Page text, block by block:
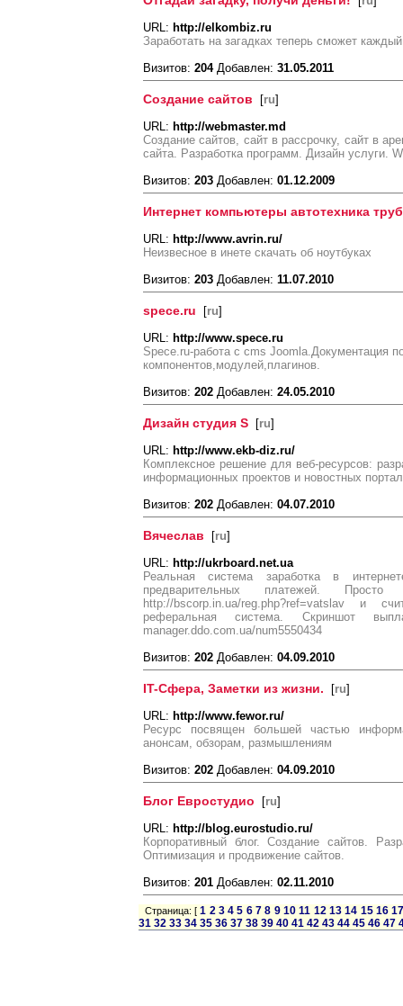
URL: http://elkombiz.ru
Заработать на загадках теперь сможет
Визитов: 204Добавлен: 31.05.2011
Создание сайтов [ru]
URL: http://webmaster.md
Создание сайтов, сайт в рассрочку, сайт в
сайта. Разработка программ. Дизайн услуги.
Визитов: 203 Добавлен: 01.12.2009
Интернет компьютеры автотехника
URL: http://www.avrin.ru/
Неизвесное в инете скачать об ноутбуках
Визитов: 203 Добавлен: 11.07.2010
spece.ru [ru]
URL: http://www.spece.ru
Spece.ru-работа с cms Joomla.Документация
компонентов,модулей,плагинов.
Визитов: 202 Добавлен: 24.05.2010
Дизайн студия S [ru]
URL: http://www.ekb-diz.ru/
Комплексное решение для веб-ресурсов:
информационных проектов и новостных
Визитов: 202 Добавлен: 04.07.2010
Вячеслав [ru]
URL: http://ukrboard.net.ua
Реальная система заработка в
предварительных платежей. Просто
http://bscorp.in.ua/reg.php?ref=vatslav и
реферальная система. Скриншот
manager.ddo.com.ua/num5550434
Визитов: 202 Добавлен: 04.09.2010
IT-Сфера, Заметки из жизни. [ru]
URL: http://www.fewor.ru/
Ресурс посвящен большей частью
анонсам, обзорам, размышлениям
Визитов: 202 Добавлен: 04.09.2010
Блог Евростудио [ru]
URL: http://blog.eurostudio.ru/
Корпоративный блог. Создание сайтов.
Оптимизация и продвижение сайтов.
Визитов: 201 Добавлен: 02.11.2010
Страница: [1 2 3 4 5 6 7 8 9 10 11 12 13 14 15 16
31 32 33 34 35 36 37 38 39 40 41 42 43 44 45 46 47